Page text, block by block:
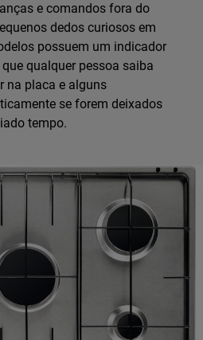
e comandos fora do
dedos curiosos em
possuem um indicador
qualquer pessoa saiba
na placa e alguns
se forem deixados
tempo.